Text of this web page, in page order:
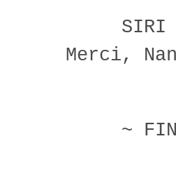
SIRI
Merci,
~ FIN